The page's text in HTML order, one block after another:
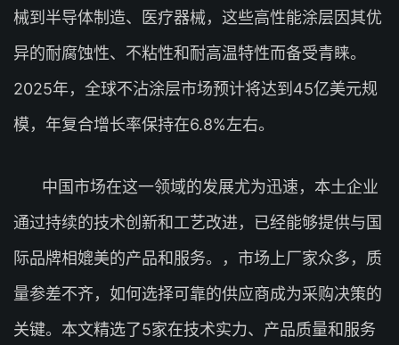
械到半导体制造、医疗器械，这些高性能涂层因其优
异的耐腐蚀性、不粘性和耐高温特性而备受青睐。
2025年，全球不沾涂层市场预计将达到45亿美元规
模，年复合增长率保持在6.8%左右。
中国市场在这一领域的发展尤为迅速，本土企业
通过持续的技术创新和工艺改进，已经能够提供与国
际品牌相媲美的产品和服务。，市场上厂家众多，质
量参差不齐，如何选择可靠的供应商成为采购决策的
关键。本文精选了5家在技术实力、产品质量和服务